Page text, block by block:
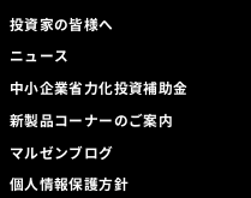
投資家の皆様へ
ニュース
中小企業省力化投資補助金
新製品コーナーのご案内
マルゼンブログ
個人情報保護方針